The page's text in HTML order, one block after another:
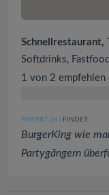
Schnellrestaurant,
Softdrinks,
1 von 2 empfehlen
PM1987 (26 ) FINDET:
BurgerKing wie
Partygängern